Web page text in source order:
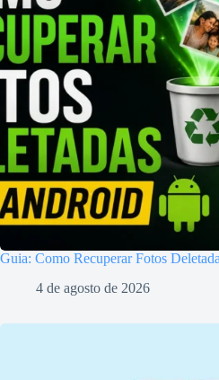
Guia: Como Recuperar Fotos
4 de agosto de 2026